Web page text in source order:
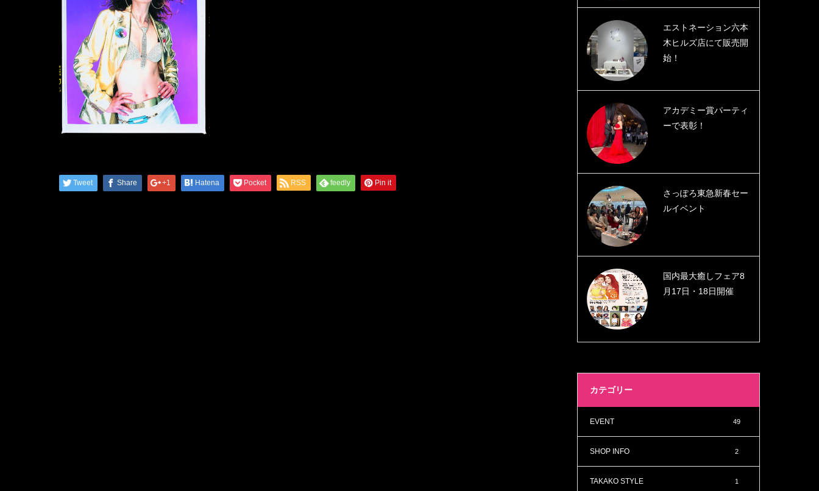
Tweet Share +1 Hatena Pocket RSS feedly Pin it
エストネーション六本
木ヒルズ店にて販売開
始！
アカデミー賞パーティ
ーで表彰！
さっぽろ東急新春セー
ルイベント
国内最大癒しフェア8
月17日・18日開催
カテゴリー
EVENT 49
SHOP INFO 2
TAKAKO STYLE 1